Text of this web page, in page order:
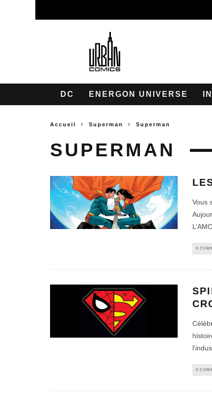
DC ENERGON UNIVERSE
Accueil Superman Superman
SUPERMAN
Vous
0
0